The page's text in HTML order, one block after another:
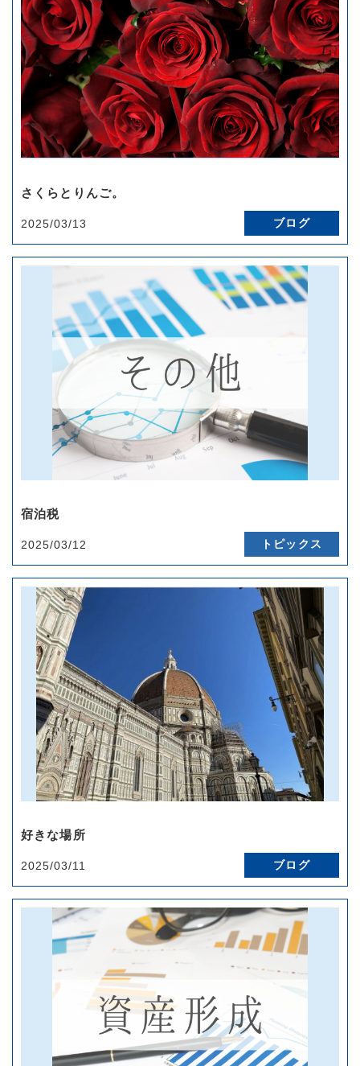
さくらとりんご。
2025/03/13 ブログ
宿泊税
2025/03/12 トピックス
好きな場所
2025/03/11 ブログ